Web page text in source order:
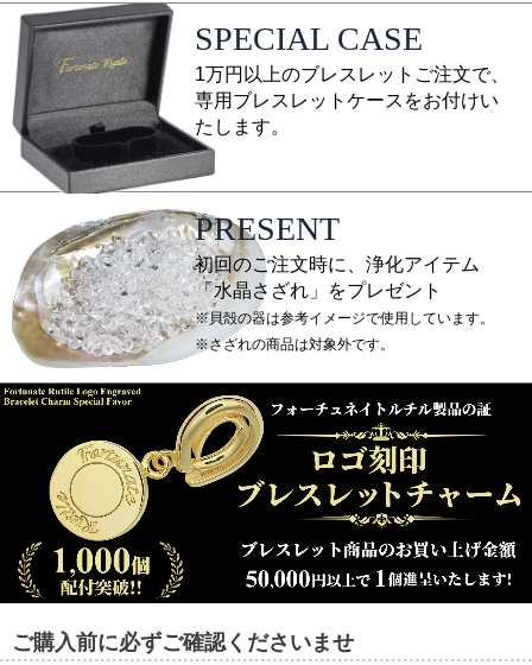
SPECIAL CASE
1万円以上のブレスレットご注文で、
専用ブレスレットケースをお付けい
たします。
PRESENT
初回のご注文時に、浄化アイテム
「水晶さざれ」をプレゼント
※貝殻の器は参考イメージで使用しています。
※さざれの商品は対象外です。
ご購入前に必ずご確認くださいませ